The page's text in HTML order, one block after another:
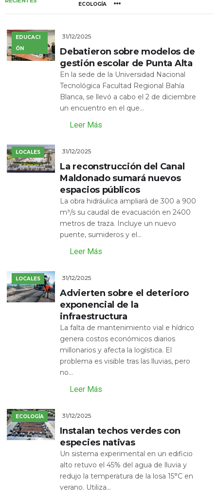
ECOLOGÍA
EDUCACI
ÓN
31/12/2025
Debatieron sobre modelos de
gestión escolar de Punta Alta
En la sede de la Universidad Nacional
Tecnológica Facultad Regional Bahía
Blanca, se llevó a cabo el 2 de diciembre
un encuentro en el que...
Leer Más
LOCALES 31/12/2025
La reconstrucción del Canal
Maldonado sumará nuevos
espacios públicos
La obra hidráulica ampliará de 300 a 900
m³/s su caudal de evacuación en 2400
metros de traza. Incluye un nuevo
puente, sumideros y el...
Leer Más
LOCALES 31/12/2025
Advierten sobre el deterioro
exponencial de la
infraestructura
La falta de mantenimiento vial e hídrico
genera costos económicos diarios
millonarios y afecta la logística. El
problema es visible tras las lluvias, pero
no...
Leer Más
ECOLOGÍA 31/12/2025
Instalan techos verdes con
especies nativas
Un sistema experimental en un edificio
alto retuvo el 45% del agua de lluvia y
redujo la temperatura de la losa 15°C en
verano. Utiliza...